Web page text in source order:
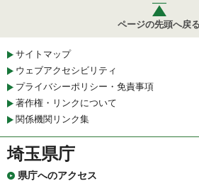
ページの先頭へ戻る
サイトマップ
ウェブアクセシビリティ
プライバシーポリシー・免責事項
著作権・リンクについて
関係機関リンク集
埼玉県庁
県庁へのアクセス